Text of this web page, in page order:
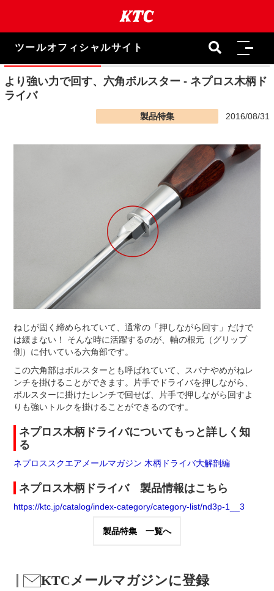
ま
キ
プ
ツールオフィシャルサイト
より強い力で回す、六角ボルスター - ネプロス木柄ド
ライバ
製品特集 2016/08/31
ねじが固く締められていて、通常の「押しながら回す」だけで
は緩まない！ そんな時に活躍するのが、軸の根元（グリップ
側）に付いている六角部です。
この六角部はボルスターとも呼ばれていて、スパナやめがねレ
ンチを掛けることができます。片手でドライバを押しながら、
ボルスターに掛けたレンチで回せば、片手で押しながら回すよ
りも強いトルクを掛けることができるのです。
ネプロス木柄ドライバについてもっと詳しく知
る
ネプロススクエアメールマガジン 木柄ドライバ大解剖編
ネプロス木柄ドライバ 製品情報はこちら
https://ktc.jp/catalog/index-category/category-list/nd3p-1__3
製品特集 一覧へ
KTCメールマガジンに登録